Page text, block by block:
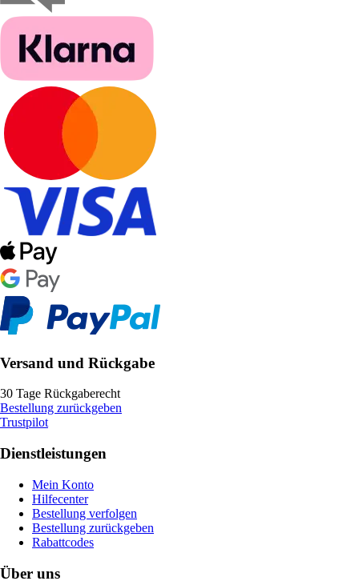
Versand und Rückgabe
30 Tage Rückgaberecht
Bestellung zurückgeben
Trustpilot
Dienstleistungen
Mein Konto
Hilfecenter
Bestellung verfolgen
Bestellung zurückgeben
Rabattcodes
Über uns